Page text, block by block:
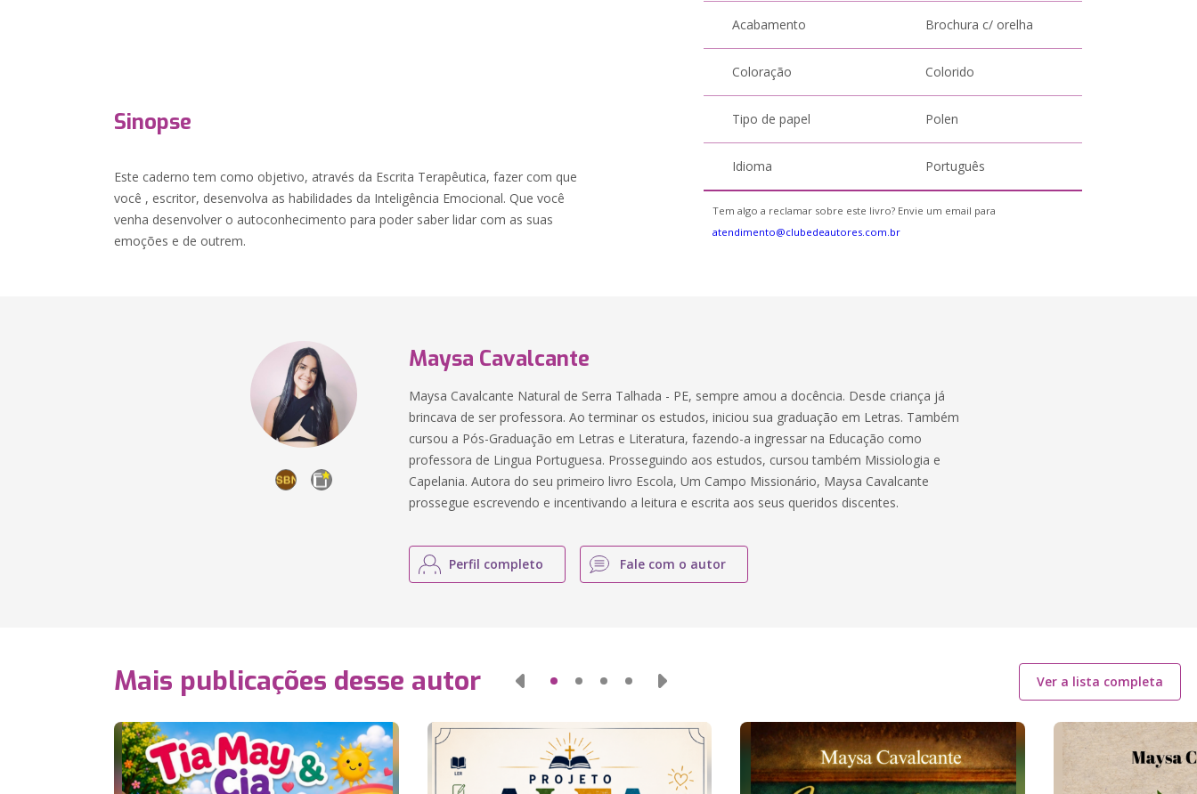
Sinopse
Este caderno tem como objetivo, através da Escrita Terapêutica, fazer com que
você , escritor, desenvolva as habilidades da Inteligência Emocional. Que você
venha desenvolver o autoconhecimento para poder saber lidar com as suas
emoções e de outrem.
Acabamento Brochura c/ orelha
Coloração Colorido
Tipo de papel Polen
Idioma Português
Tem algo a reclamar sobre este livro? Envie um email para
atendimento@clubedeautores.com.br
Maysa Cavalcante
Maysa Cavalcante Natural de Serra Talhada - PE, sempre amou a docência. Desde criança já
brincava de ser professora. Ao terminar os estudos, iniciou sua graduação em Letras. Também
cursou a Pós-Graduação em Letras e Literatura, fazendo-a ingressar na Educação como
professora de Lingua Portuguesa. Prosseguindo aos estudos, cursou também Missiologia e
Capelania. Autora do seu primeiro livro Escola, Um Campo Missionário, Maysa Cavalcante
prossegue escrevendo e incentivando a leitura e escrita aos seus queridos discentes.
Perfil completo Fale com o autor
Mais publicações desse autor Ver a lista completa